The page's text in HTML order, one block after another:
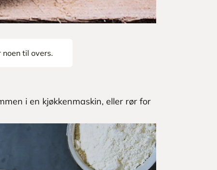
til overs.
i en kjøkkenmaskin, eller rør for